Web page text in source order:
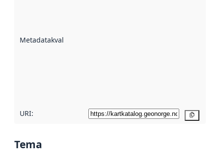
Metadatakvalitet
URI:
Tema